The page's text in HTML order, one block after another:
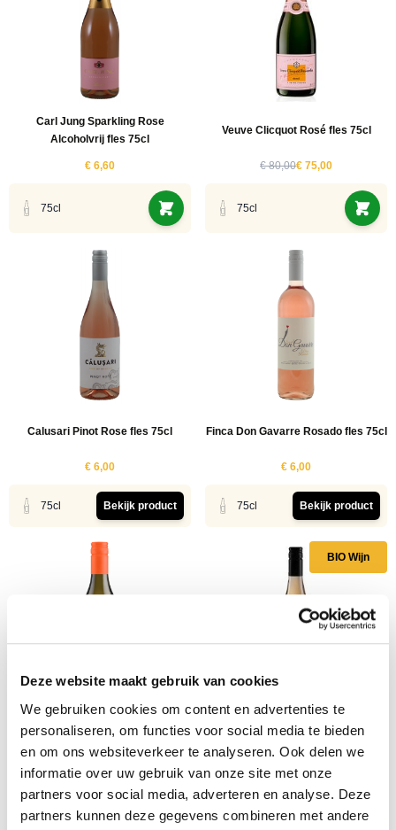
Deze website maakt gebruik van cookies
We gebruiken cookies om content en advertenties te
personaliseren, om functies voor social media te bieden
en om ons websiteverkeer te analyseren. Ook delen we
informatie over uw gebruik van onze site met onze
partners voor social media, adverteren en analyse. Deze
partners kunnen deze gegevens combineren met andere
Carl Jung Sparkling Rose
Alcoholvrij fles 75cl
€ 6,60
75cl
Veuve Clicquot Rosé fles 75cl
€ 80,00€ 75,00
75cl
Calusari Pinot Rose fles 75cl
€ 6,00
75cl Bekijk product
Finca Don Gavarre Rosado fles 75cl
€ 6,00
75cl Bekijk product
Rossini Prosecco Frizzante fles
75cl
BIO Wijn
Green Trail Organic Rose Bio